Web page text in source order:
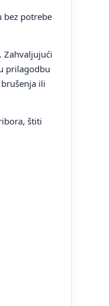
bez potrebe
Zahvaljujući
prilagodbu
ili
štiti